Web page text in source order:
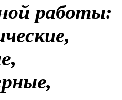
работы: